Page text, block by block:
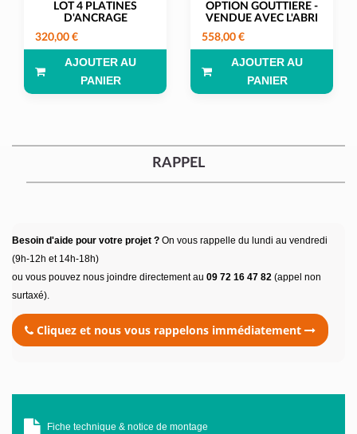
LOT 4 PLATINES
D'ANCRAGE
320,00 €
AJOUTER AU
PANIER
OPTION GOUTTIERE -
VENDUE AVEC L'ABRI
558,00 €
AJOUTER AU
PANIER
RAPPEL
Besoin d'aide pour votre projet ? On vous rappelle du lundi au vendredi
(9h-12h et 14h-18h)
ou vous pouvez nous joindre directement au 09 72 16 47 82 (appel non
surtaxé).
Cliquez et nous vous rappelons immédiatement
Fiche technique & notice de montage